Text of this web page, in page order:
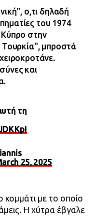
ο,τι δηλαδή
του 1974
Κύπρο στην
Τουρκία", μπροστά
και
τη
25, 2025
κομμάτι με το οποίο
Η χύτρα έβγαλε